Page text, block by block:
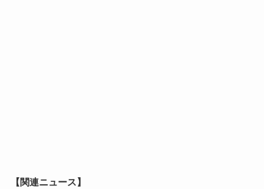
【関連ニュース】